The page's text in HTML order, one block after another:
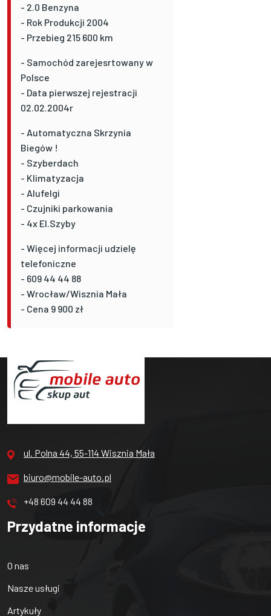
- 2.0 Benzyna
- Rok Produkcji 2004
- Przebieg 215 600 km
- Samochód zarejesrtowany w
Polsce
- Data pierwszej rejestracji
02.02.2004r
- Automatyczna Skrzynia
Biegów !
- Szyberdach
- Klimatyzacja
- Alufelgi
- Czujniki parkowania
- 4x El.Szyby
- Więcej informacji udzielę
telefoniczne
- 609 44 44 88
- Wrocław/Wisznia Mała
- Cena 9 900 zł
ul. Polna 44, 55-114 Wisznia Mała
biuro@mobile-auto.pl
+48 609 44 44 88
Przydatne informacje
O nas
Nasze usługi
Artykuły